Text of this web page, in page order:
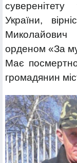
суверенітету
України,
орденом «За
Має
громадянин